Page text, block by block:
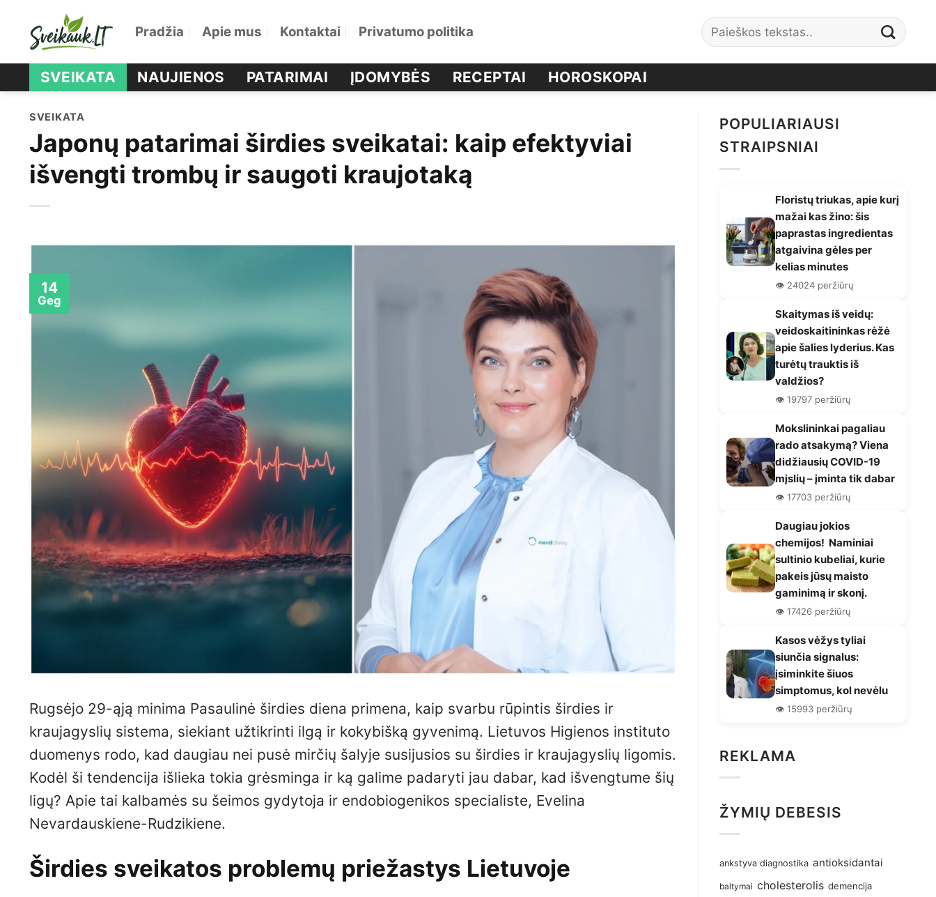
Pradžia Apie mus Kontaktai Privatumo politika
SVEIKATA NAUJIENOS PATARIMAI ĮDOMYBĖS RECEPTAI HOROSKOPAI
SVEIKATA
Japonų patarimai širdies sveikatai: kaip efektyviai
išvengti trombų ir saugoti kraujotaką
14
Geg
Rugsėjo 29-ąją minima Pasaulinė širdies diena primena, kaip svarbu rūpintis širdies ir
kraujagyslių sistema, siekiant užtikrinti ilgą ir kokybišką gyvenimą. Lietuvos Higienos instituto
duomenys rodo, kad daugiau nei pusė mirčių šalyje susijusios su širdies ir kraujagyslių ligomis.
Kodėl ši tendencija išlieka tokia grėsminga ir ką galime padaryti jau dabar, kad išvengtume šių
ligų? Apie tai kalbamės su šeimos gydytoja ir endobiogenikos specialiste, Evelina
Nevardauskiene-Rudzikiene.
Širdies sveikatos problemų priežastys Lietuvoje
POPULIARIAUSI
STRAIPSNIAI
Floristų triukas, apie kurį
mažai kas žino: šis
paprastas ingredientas
atgaivina gėles per
kelias minutes
👁️ 24024 peržiūrų
Skaitymas iš veidų:
veidoskaitininkas rėžė
apie šalies lyderius. Kas
turėtų trauktis iš
valdžios?
👁️ 19797 peržiūrų
Mokslininkai pagaliau
rado atsakymą? Viena
didžiausių COVID-19
mįslių – įminta tik dabar
👁️ 17703 peržiūrų
Daugiau jokios
chemijos! Naminiai
sultinio kubeliai, kurie
pakeis jūsų maisto
gaminimą ir skonį.
👁️ 17426 peržiūrų
Kasos vėžys tyliai
siunčia signalus:
įsiminkite šiuos
simptomus, kol nevėlu
👁️ 15993 peržiūrų
REKLAMA
ŽYMIŲ DEBESIS
ankstyva diagnostika antioksidantai
baltymai cholesterolis demencija